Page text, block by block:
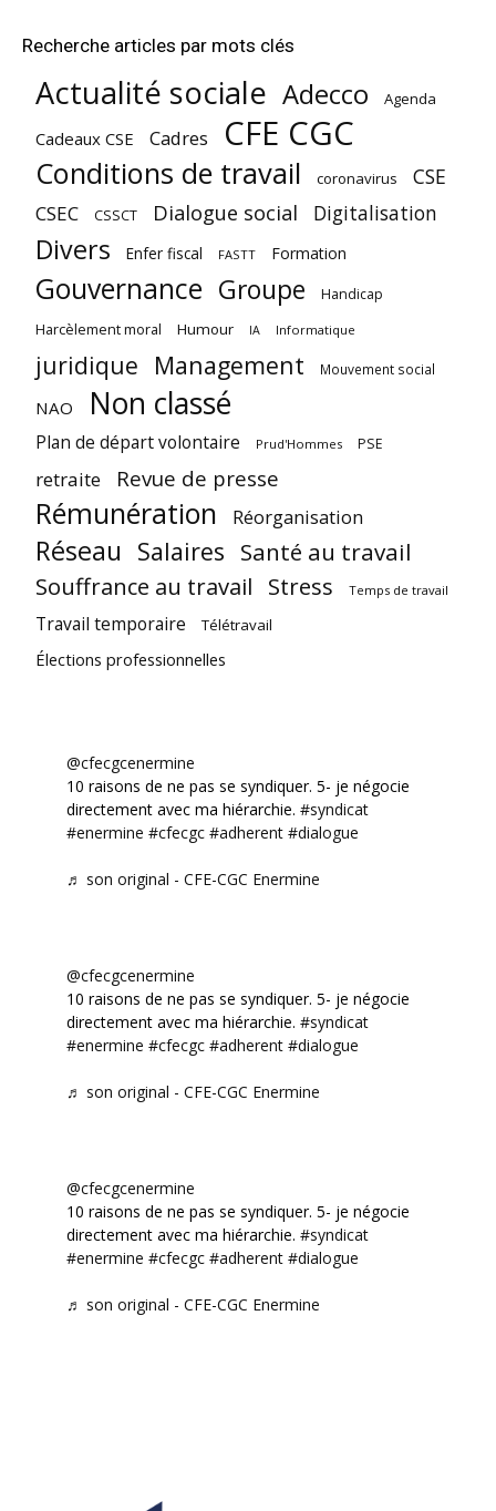
Recherche articles par mots clés
Actualité sociale Adecco Agenda
Cadeaux CSE Cadres CFE CGC
Conditions de travail coronavirus CSE
CSEC CSSCT Dialogue social Digitalisation
Divers Enfer fiscal FASTT Formation
Gouvernance Groupe Handicap
Harcèlement moral Humour IA Informatique
juridique Management Mouvement social
NAO Non classé
Plan de départ volontaire Prud'Hommes PSE
retraite Revue de presse
Rémunération Réorganisation
Réseau Salaires Santé au travail
Souffrance au travail Stress Temps de travail
Travail temporaire Télétravail
Élections professionnelles
@cfecgcenermine
10 raisons de ne pas se syndiquer. 5- je négocie
directement avec ma hiérarchie. #syndicat
#enermine #cfecgc #adherent #dialogue
♬ son original - CFE-CGC Enermine
@cfecgcenermine
10 raisons de ne pas se syndiquer. 5- je négocie
directement avec ma hiérarchie. #syndicat
#enermine #cfecgc #adherent #dialogue
♬ son original - CFE-CGC Enermine
@cfecgcenermine
10 raisons de ne pas se syndiquer. 5- je négocie
directement avec ma hiérarchie. #syndicat
#enermine #cfecgc #adherent #dialogue
♬ son original - CFE-CGC Enermine